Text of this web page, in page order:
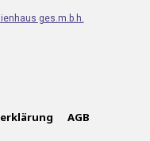
ges.m.b.h.
AGB